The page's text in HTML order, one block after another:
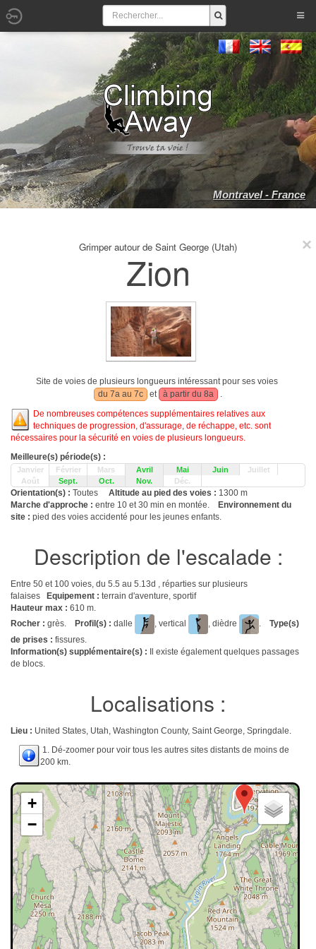
Montravel - France
Grimper autour de Saint George (Utah)
Zion
Site de voies de plusieurs longueurs intéressant pour ses voies
du 7a au 7c
et à partir du 8a
.
De nombreuses compétences supplémentaires relatives aux
techniques de progression, d'assurage, de réchappe, etc. sont
nécessaires pour la sécurité en voies de plusieurs longueurs.
Meilleure(s) période(s) :
Janvier Février Mars Avril Mai Juin
Juillet
Août
Sept. Oct. Nov. Déc.
Orientation(s) : Toutes Altitude au pied des voies : 1300 m
Marche d'approche : entre 10 et 30 min en montée.
Environnement du
site : pied des voies accidenté pour les jeunes enfants.
Description de l'escalade :
Entre 50 et 100 voies, du 5.5 au 5.13d , réparties sur plusieurs
falaises
Equipement : terrain d'aventure, sportif
Hauteur max : 610 m.
Rocher : grès. Profil(s) : dalle , vertical , dièdre . Type(s)
de prises : fissures.
Information(s) supplémentaire(s) :
Il existe également quelques passages
de blocs.
Localisations :
Lieu : United States, Utah, Washington County, Saint George, Springdale.
1. Dé-zoomer pour voir tous les autres sites distants de moins de
200 km.
+
−